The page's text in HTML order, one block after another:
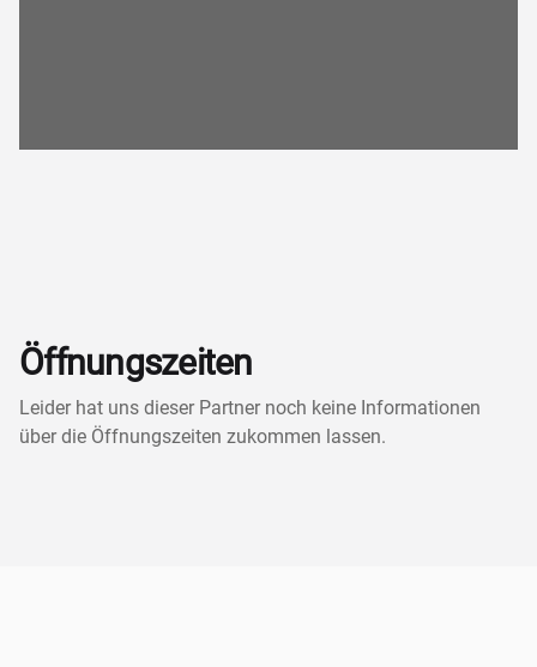
Öffnungszeiten
Leider hat uns dieser Partner noch keine Informationen
über die Öffnungszeiten zukommen lassen.